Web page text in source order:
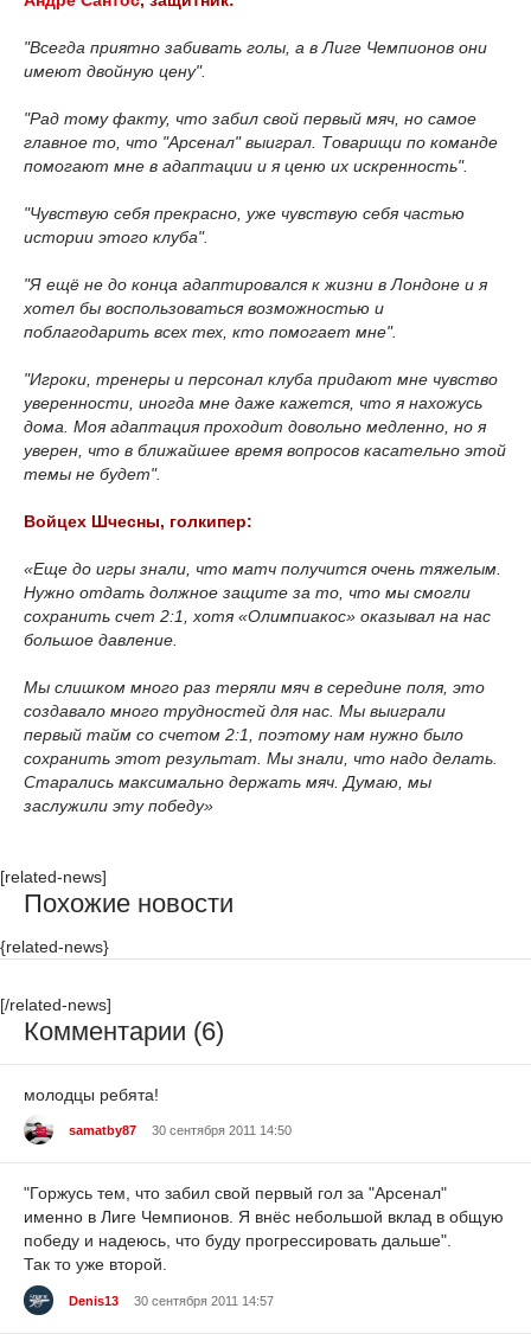
"Всегда приятно забивать голы, а в Лиге Чемпионов они
имеют двойную цену".
"Рад тому факту, что забил свой первый мяч, но самое
главное то, что "Арсенал" выиграл. Товарищи по команде
помогают мне в адаптации и я ценю их искренность".
"Чувствую себя прекрасно, уже чувствую себя частью
истории этого клуба".
"Я ещё не до конца адаптировался к жизни в Лондоне и я
хотел бы воспользоваться возможностью и
поблагодарить всех тех, кто помогает мне".
"Игроки, тренеры и персонал клуба придают мне чувство
уверенности, иногда мне даже кажется, что я нахожусь
дома. Моя адаптация проходит довольно медленно, но я
уверен, что в ближайшее время вопросов касательно этой
темы не будет".
Войцех Шчесны, голкипер:
«Еще до игры знали, что матч получится очень тяжелым.
Нужно отдать должное защите за то, что мы смогли
сохранить счет 2:1, хотя «Олимпиакос» оказывал на нас
большое давление.
Мы слишком много раз теряли мяч в середине поля, это
создавало много трудностей для нас. Мы выиграли
первый тайм со счетом 2:1, поэтому нам нужно было
сохранить этот результат. Мы знали, что надо делать.
Старались максимально держать мяч. Думаю, мы
заслужили эту победу»
[related-news]
Похожие новости
{related-news}
[/related-news]
Комментарии (6)
молодцы ребята!
samatby87 30 сентября 2011 14:50
"Горжусь тем, что забил свой первый гол за "Арсенал"
именно в Лиге Чемпионов. Я внёс небольшой вклад в общую
победу и надеюсь, что буду прогрессировать дальше".
Так то уже второй.
Denis13 30 сентября 2011 14:57